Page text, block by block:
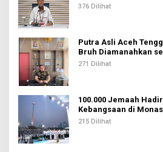
376 Dilihat
Putra Asli Aceh
Bruh Diamanahkan
271 Dilihat
100.000 Jemaah
Kebangsaan di
Kemerdekaan
215 Dilihat